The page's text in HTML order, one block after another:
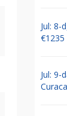
Jul: 8-
€1235
Jul: 9-